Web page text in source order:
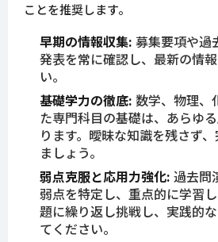
ことを推奨します。
早期の情報収集: 募集要項や過
発表を常に確認し、最新の情
い。
基礎学力の徹底: 数学、物理、
た専門科目の基礎は、あらゆ
ります。曖昧な知識を残さず
ましょう。
弱点克服と応用力強化: 過去問
弱点を特定し、重点的に学習
題に繰り返し挑戦し、実践的
てください。